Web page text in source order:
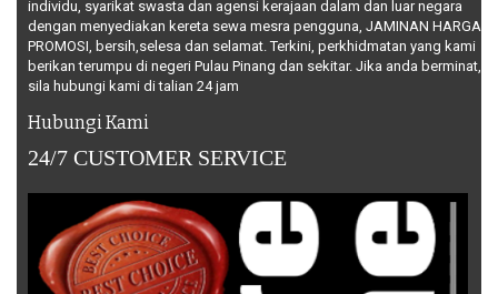
individu, syarikat swasta dan agensi kerajaan dalam dan luar negara
dengan menyediakan kereta sewa mesra pengguna, JAMINAN HARGA
PROMOSI, bersih,selesa dan selamat. Terkini, perkhidmatan yang kami
berikan terumpu di negeri Pulau Pinang dan sekitar. Jika anda berminat,
sila hubungi kami di talian 24 jam
Hubungi Kami
24/7 CUSTOMER SERVICE